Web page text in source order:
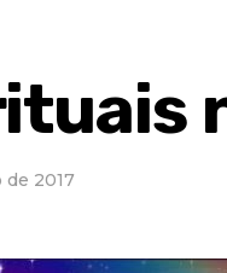
2017